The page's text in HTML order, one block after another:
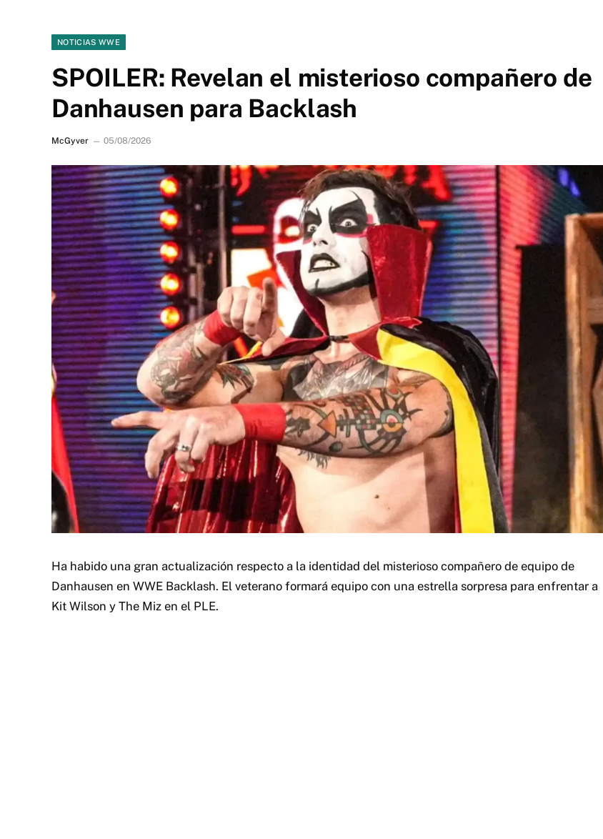
NOTICIAS WWE
SPOILER: Revelan el misterioso compañero de
Danhausen para Backlash
McGyver 05/08/2026
Ha habido una gran actualización respecto a la identidad del misterioso compañero de equipo de
Danhausen en WWE Backlash. El veterano formará equipo con una estrella sorpresa para enfrentar a
Kit Wilson y The Miz en el PLE.